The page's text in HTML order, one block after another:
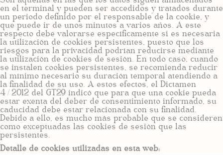
en el terminal y pueden ser accedidos y tratados durante
un periodo definido por el responsable de la cookie, y
que puede ir de unos minutos a varios años. A este
respecto debe valorarse específicamente si es necesaria
la utilización de cookies persistentes, puesto que los
riesgos para la privacidad podrían reducirse mediante
la utilización de cookies de sesión. En todo caso, cuando
se instalen cookies persistentes, se recomienda reducir
al mínimo necesario su duración temporal atendiendo a
la finalidad de su uso. A estos efectos, el Dictamen
4/2012 del GT29 indicó que para que una cookie pueda
estar exenta del deber de consentimiento informado, su
caducidad debe estar relacionada con su finalidad.
Debido a ello, es mucho más probable que se consideren
como exceptuadas las cookies de sesión que las
persistentes.
Detalle de cookies utilizadas en esta web: